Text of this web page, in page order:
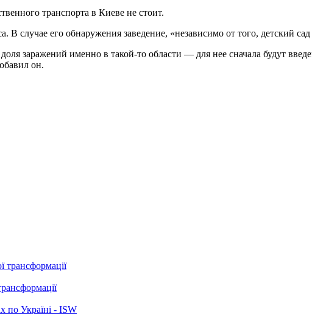
транспорта в Киеве не стоит.
его обнаружения заведение, «независимо от того, детский сад
заражений именно в такой-то области — для нее сначала будут
он.